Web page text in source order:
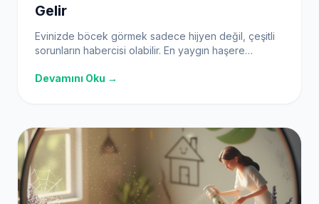
Gelir
Evinizde böcek görmek sadece hijyen değil, çeşitli
sorunların habercisi olabilir. En yaygın haşere
yollarını öğrenin.
Devamını Oku →